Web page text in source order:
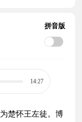
拼音版
14:27
楚怀王左徒。博